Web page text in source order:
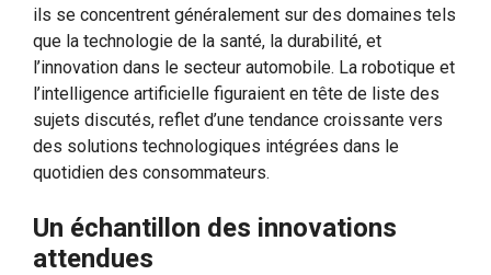
ils se concentrent généralement sur des domaines tels
que la technologie de la santé, la durabilité, et
l’innovation dans le secteur automobile. La robotique et
l’intelligence artificielle figuraient en tête de liste des
sujets discutés, reflet d’une tendance croissante vers
des solutions technologiques intégrées dans le
quotidien des consommateurs.
Un échantillon des innovations
attendues